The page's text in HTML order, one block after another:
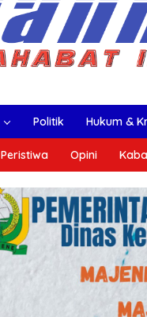
Politik Hukum &
Peristiwa Opini